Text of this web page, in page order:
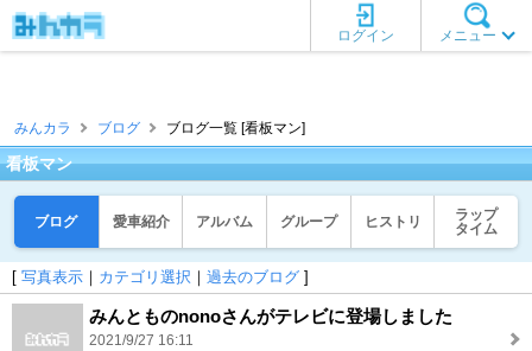
メニュー
ログイン
みんカラ ブログ ブログ一覧 [看板マン]
看板マン
ブログ 愛車紹介 アルバム グループ ヒストリ
ラップ
タイム
[ 写真表示 ｜ カテゴリ選択 ｜ 過去のブログ ]
みんとものnonoさんがテレビに登場しました
2021/9/27 16:11